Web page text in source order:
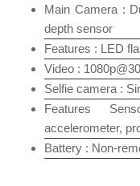
Main Camera :
depth sensor
Features : LED
Video :
Selfie camera :
Features
accelerometer,
Battery : Non-